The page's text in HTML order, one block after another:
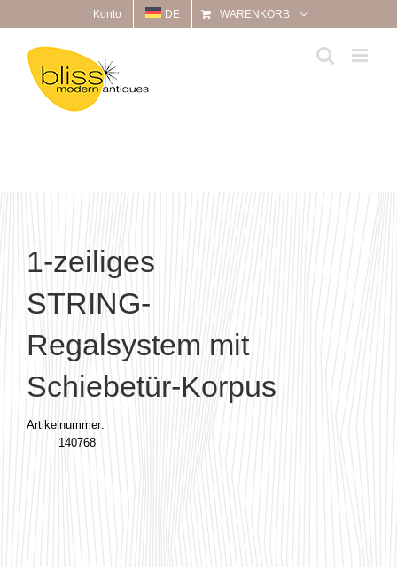
Inhalt
springen
Konto DE WARENKORB
1-zeiliges
STRING-
Regalsystem mit
Schiebetür-Korpus
Artikelnummer:
140768